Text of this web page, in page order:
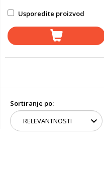
Usporedite proizvod
Sortiranje po: